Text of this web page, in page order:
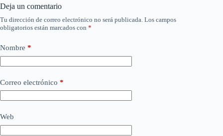
Deja un comentario
Tu dirección de correo electrónico no será publicada. Los campos
obligatorios están marcados con *
Nombre *
Correo electrónico *
Web